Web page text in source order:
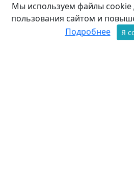
Мы используем файлы cookie
пользования сайтом и
Подробнее
Я